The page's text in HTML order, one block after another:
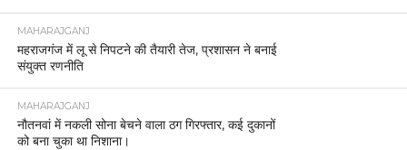
MAHARAJGANJ
महराजगंज में लू से निपटने की तैयारी तेज, प्रशासन ने बनाई
संयुक्त रणनीति
MAHARAJGANJ
नौतनवां में नकली सोना बेचने वाला ठग गिरफ्तार, कई दुकानों
को बना चुका था निशाना।